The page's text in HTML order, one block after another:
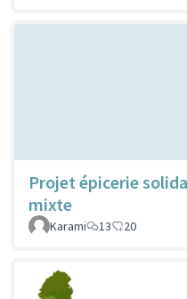
Projet épicerie
mixte
Karami
13 20